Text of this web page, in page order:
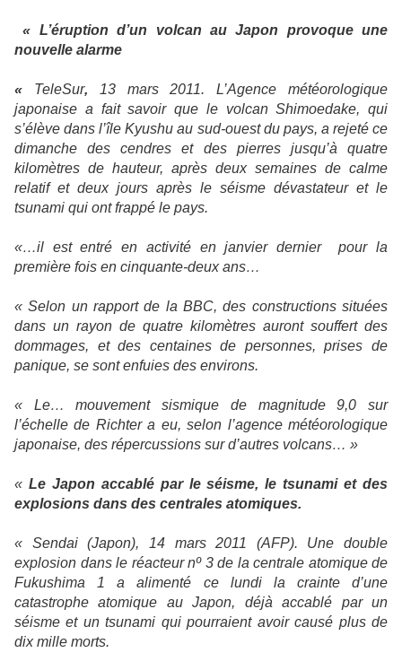
« L’éruption d’un volcan au Japon provoque une
nouvelle alarme
« TeleSur,
13 mars 2011. L’Agence météorologique
japonaise a fait savoir que le volcan Shimoedake, qui
s’élève dans l’île Kyushu au sud-ouest du pays, a rejeté ce
dimanche des cendres et des pierres jusqu’à quatre
kilomètres de hauteur, après deux semaines de calme
relatif et deux jours après le séisme dévastateur et le
tsunami qui ont frappé le pays.
«…il est entré en activité en janvier dernier pour la
première fois en cinquante-deux ans…
« Selon un rapport de la BBC, des constructions situées
dans un rayon de quatre kilomètres auront souffert des
dommages, et des centaines de personnes, prises de
panique, se sont enfuies des environs.
« Le… mouvement sismique de magnitude 9,0 sur
l’échelle de Richter a eu, selon l’agence météorologique
japonaise, des répercussions sur d’autres volcans… »
« Le Japon accablé par le séisme, le tsunami et des
explosions dans des centrales atomiques.
« Sendai (Japon), 14 mars 2011 (AFP). Une double
explosion dans le réacteur nº 3 de la centrale atomique de
Fukushima
1 a
alimenté ce lundi la crainte d’une
catastrophe atomique au Japon, déjà accablé par un
séisme et un tsunami qui pourraient avoir causé plus de
dix mille morts.